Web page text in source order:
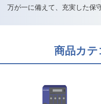
万が一に備えて、充実した保
商品カ